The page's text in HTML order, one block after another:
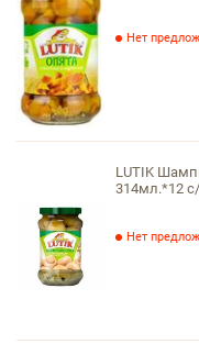
Нет
LUTIK
314мл.*12
Нет